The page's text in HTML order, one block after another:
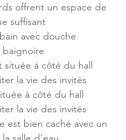
offrent un espace de
suffisant
avec douche
située à côté du hall
la vie des invités
à côté du hall
la vie des invités
est bien caché avec un